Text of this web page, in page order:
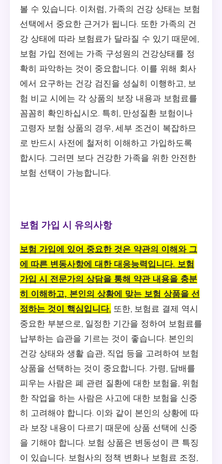
볼 수 있습니다. 이처럼, 가족의 건강 상태는 보험
선택에서 중요한 근거가 됩니다. 또한 가족의 건
강 상태에 따라 보험료가 달라질 수 있기 때문에,
보험 가입 전에는 가족 구성원의 건강상태를 정
확히 파악하는 것이 중요합니다. 이를 위해 회사
에서 요구하는 건강 검진을 성실히 이행하고, 보
험 비교 시에는 각 상품의 보장 내용과 보험료를
꼼꼼히 확인하십시오. 특히, 만성질환 보험이나
고령자 보험 상품의 경우, 세부 조건이 복잡하므
로 반드시 사전에 철저히 이해하고 가입하도록
합시다. 그러면 보다 건강한 가족을 위한 안전한
보험 선택이 가능합니다.
보험 가입 시 유의사항
보험 가입에 있어 중요한 것은 약관의 이해와 그
에 따른 변동사항에 대한 대응능력입니다. 보험
가입 시 전문가의 상담을 통해 약관 내용을 충분
히 이해하고, 본인의 상황에 맞는 보험 상품을 선
정하는 것이 핵심입니다. 또한, 보험료 결제 역시
중요한 부분으로, 일정한 기간을 정하여 보험료를
납부하는 습관을 기르는 것이 좋습니다. 본인의
건강 상태와 생활 습관, 직업 등을 고려하여 보험
상품을 선택하는 것이 중요합니다. 가령, 담배를
피우는 사람은 폐 관련 질환에 대한 보험을, 위험
한 작업을 하는 사람은 사고에 대한 보험을 신중
히 고려해야 합니다. 이와 같이 본인의 상황에 따
라 보장 내용이 다르기 때문에 상품 선택에 신중
을 기해야 합니다. 보험 상품은 변동성이 큰 특징
이 있습니다. 보험사의 정책 변화나 보험료 조정,